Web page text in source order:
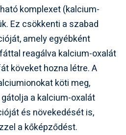
komplexet (kalcium-
Ez csökkenti a szabad
amely egyébként
reagálva kalcium-oxalát
köveket hozna létre. A
köti meg,
a kalcium-oxalát
és növekedését is,
a kőképződést.